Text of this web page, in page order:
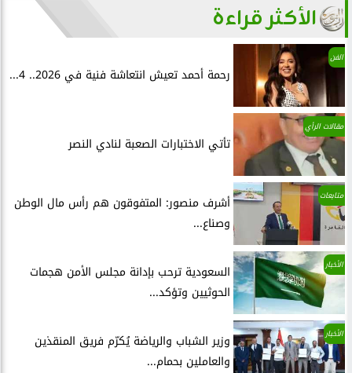
الأكثر قراءة
الفن
رحمة أحمد تعيش انتعاشة فنية في 2026.. 4...
مقالات الرأي
تأتي الاختبارات الصعبة لنادي النصر
متابعات
أشرف منصور: المتفوقون هم رأس مال الوطن
وصناع...
الأخبار
السعودية ترحب بإدانة مجلس الأمن هجمات
الحوثيين وتؤكد...
الأخبار
وزير الشباب والرياضة يُكرّم فريق المنقذين
والعاملين بحمام...